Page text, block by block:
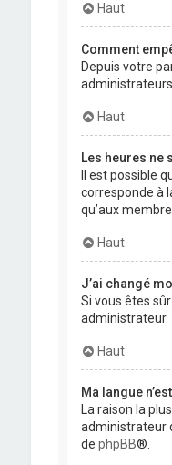
Haut
Comment
Depuis votre
Haut
Les heures ne
Il est possible
corresponde à
qu’aux
Haut
J’ai changé
Si vous êtes
administrateur.
Haut
Ma langue
La raison la
administrateur
de phpBB®.